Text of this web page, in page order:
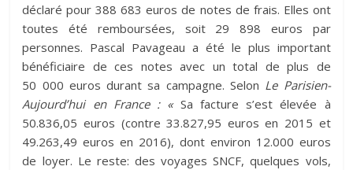
déclaré pour 388 683 euros de notes de frais. Elles ont
toutes été remboursées, soit 29 898 euros par
personnes. Pascal Pavageau a été le plus important
bénéficiaire de ces notes avec un total de plus de
50 000 euros durant sa campagne. Selon Le Parisien-
Aujourd’hui en France : « Sa facture s’est élevée à
50.836,05 euros (contre 33.827,95 euros en 2015 et
49.263,49 euros en 2016), dont environ 12.000 euros
de loyer. Le reste: des voyages SNCF, quelques vols,